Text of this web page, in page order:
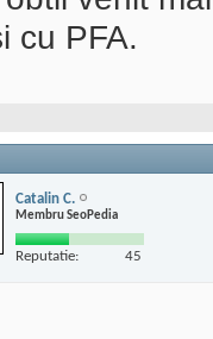
cu PFA.
Catalin C.
Membru SeoPedia
Reputatie: 45